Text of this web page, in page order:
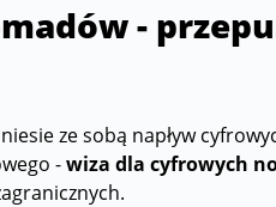
-
ze sobą napływ
-wiza dla cyfrowych